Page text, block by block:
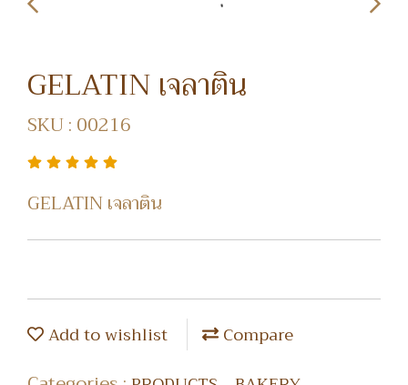
GELATIN เจลาติน
SKU : 00216
GELATIN เจลาติน
Add to wishlist Compare